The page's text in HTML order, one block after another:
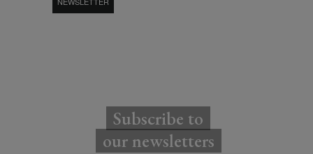
Subscribe to
our newsletters